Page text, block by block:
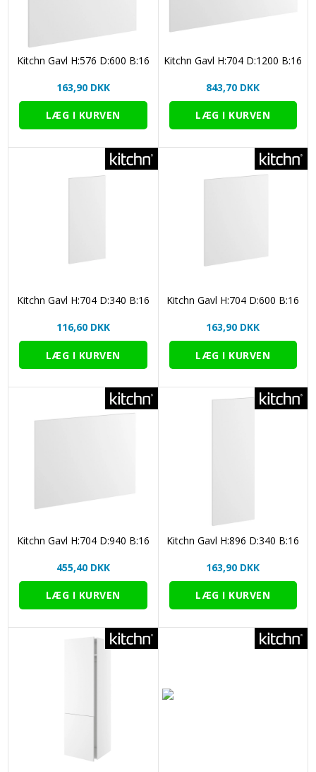
Kitchn Gavl H:576 D:600 B:16
163,90 DKK
Kitchn Gavl H:704 D:1200 B:16
843,70 DKK
Kitchn Gavl H:704 D:340 B:16
116,60 DKK
Kitchn Gavl H:704 D:600 B:16
163,90 DKK
Kitchn Gavl H:704 D:940 B:16
455,40 DKK
Kitchn Gavl H:896 D:340 B:16
163,90 DKK